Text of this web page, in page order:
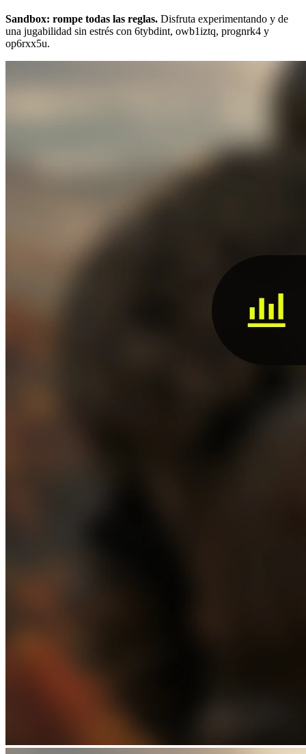
Sandbox: rompe todas las reglas. Disfruta experimentando y de
una jugabilidad sin estrés con 6tybdint, owb1iztq, prognrk4 y
op6rxx5u.